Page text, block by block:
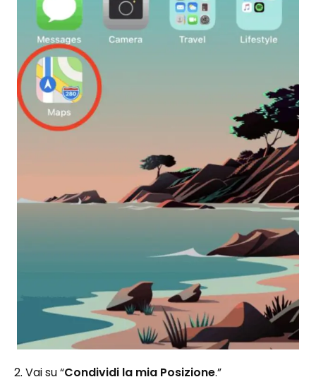
2. Vai su “Condividi la mia Posizione.”